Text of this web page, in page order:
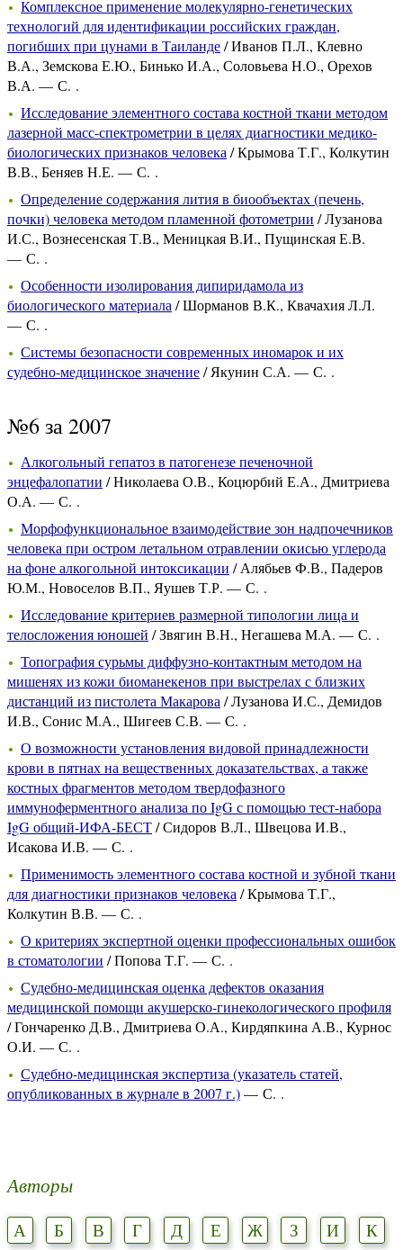
Комплексное применение молекулярно-генетических
технологий для идентификации российских граждан,
погибших при цунами в Таиланде/ Иванов П.Л., Клевно
В.А., Земскова Е.Ю., Бинько И.А., Соловьева Н.О., Орехов
В.А. — С. .
Исследование элементного состава костной ткани методом
лазерной масс-спектрометрии в целях диагностики медико-
биологических признаков человека / Крымова Т.Г., Колкутин
В.В., Беняев Н.Е. — С. .
Определение содержания лития в биообъектах (печень,
почки) человека методом пламенной фотометрии / Лузанова
И.С., Вознесенская Т.В., Меницкая В.И., Пущинская Е.В.
— С. .
Особенности изолирования дипиридамола из
биологического материала / Шорманов В.К., Квачахия Л.Л.
— С. .
Системы безопасности современных иномарок и их
судебно-медицинское значение/ Якунин С.А. — С. .
№6 за 2007
Алкогольный гепатоз в патогенезе печеночной
энцефалопатии / Николаева О.В., Коцюрбий Е.А., Дмитриева
О.А. — С. .
Морфофункциональное взаимодействие зон надпочечников
человека при остром летальном отравлении окисью углерода
на фоне алкогольной интоксикации / Алябьев Ф.В., Падеров
Ю.М., Новоселов В.П., Яушев Т.Р. — С. .
Исследование критериев размерной типологии лица и
телосложения юношей / Звягин В.Н., Негашева М.А. — С. .
Топография сурьмы диффузно-контактным методом на
мишенях из кожи биоманекенов при выстрелах с близких
дистанций из пистолета Макарова / Лузанова И.С., Демидов
И.В., Сонис М.А., Шигеев С.В. — С. .
О возможности установления видовой принадлежности
крови в пятнах на вещественных доказательствах, а также
костных фрагментов методом твердофазного
иммуноферментного анализа по IgG с помощью тест-набора
IgG общий-ИФА-БЕСТ/ Сидоров В.Л., Швецова И.В.,
Исакова И.В. — С. .
Применимость элементного состава костной и зубной ткани
для диагностики признаков человека / Крымова Т.Г.,
Колкутин В.В. — С. .
О критериях экспертной оценки профессиональных ошибок
в стоматологии / Попова Т.Г. — С. .
Судебно-медицинская оценка дефектов оказания
медицинской помощи акушерско-гинекологического профиля
/ Гончаренко Д.В., Дмитриева О.А., Кирдяпкина А.В., Курнос
О.И. — С. .
Судебно-медицинская экспертиза (указатель статей,
опубликованных в журнале в 2007 г.)— С. .
Авторы
А Б В Г Д Е Ж З И
К